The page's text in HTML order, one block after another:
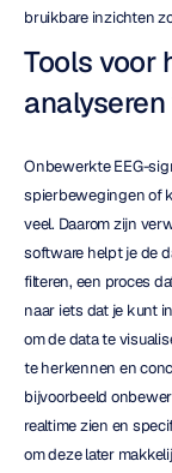
bruikbare inzichten
Tools voor
Onbewerkte EEG-
spierbewegingen of
veel. Daarom zijn
software helpt je de
filteren, een proces
naar iets dat je kunt
om de data te
te herkennen en
bijvoorbeeld
realtime zien en
om deze later